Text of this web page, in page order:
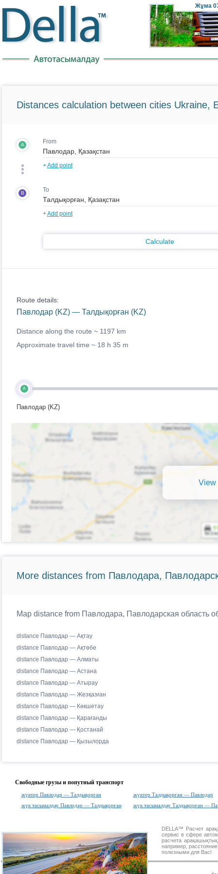
Жұма
Distances calculation between cities Ukraine,
A From
+Add point
B To
+Add point
Calculate
Route details:
Павлодар (KZ) — Талдықорған (KZ)
Distance along the route ~ 1197 km
Approximate travel time ~ 18 h 35 m
A
Павлодар (KZ)
View
More distances from Павлодара,
Map distance from Павлодара, Павлодарская область
distance Павлодар — Ақтау
distance Павлодар — Ақтөбе
distance Павлодар — Алматы
distance Павлодар — Астана
distance Павлодар — Атырау
distance Павлодар — Жезқазған
distance Павлодар — Көкшетау
distance Павлодар — Қарағанды
distance Павлодар — Қостанай
distance Павлодар — Қызылорда
Свободные грузы и попутный транспорт
жүктер Павлодар — Талдықорған
жүктер Талдықорған — Павлодар
жүк тасымалдау Павлодар — Талдықорған
жүк тасымалдау Талдықорған —
DELLA™ Расчет
сервис в сфере
расчета
например,
полезными для Вас!